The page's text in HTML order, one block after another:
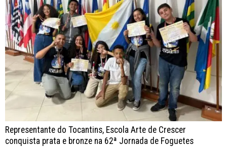
Representante do Tocantins, Escola Arte de Crescer
conquista prata e bronze na 62ª Jornada de Foguetes